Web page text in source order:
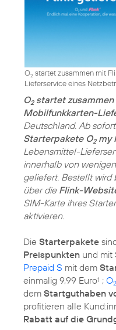
O2 startet zusammen mit
Lieferservice eines
O2startet zusammen
Mobilfunkkarten-
Deutschland. Ab
Starterpakete O2my
Lebensmittel-
innerhalb von
geliefert. Bestellt wird
über die Flink-
SIM-Karte ihres
aktivieren.
Die Starterpakete
Preispunkten und mit
Prepaid S mit dem
einmalig 9,99 Euro1 ; O2
dem Startguthaben
profitieren alle
Rabatt auf die